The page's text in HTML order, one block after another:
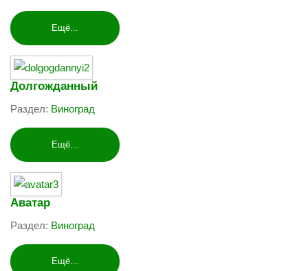
Ещё...
Долгожданный
Раздел: Виноград
Ещё...
Аватар
Раздел: Виноград
Ещё...